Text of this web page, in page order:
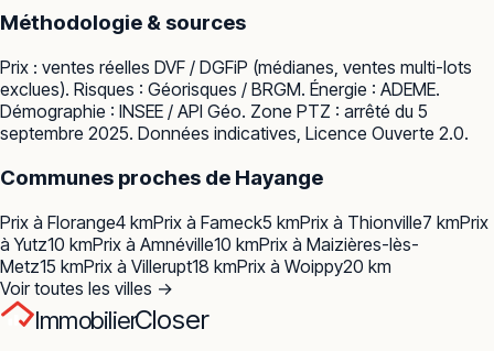
Méthodologie & sources
Prix : ventes réelles DVF / DGFiP (médianes, ventes multi-lots
exclues). Risques : Géorisques / BRGM. Énergie : ADEME.
Démographie : INSEE / API Géo. Zone PTZ : arrêté du 5
septembre 2025. Données indicatives, Licence Ouverte 2.0.
Communes proches de Hayange
Prix à Florange4 kmPrix à Fameck5 kmPrix à Thionville7 kmPrix
àYutz10 kmPrix à Amnéville10 kmPrix à Maizières-lès-
Metz15 kmPrix à Villerupt18 kmPrix à Woippy20 km
Voir toutes les villes →
ImmobilierCloser